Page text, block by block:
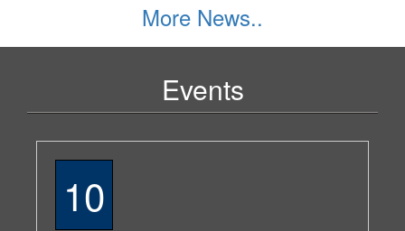
More News..
Events
10